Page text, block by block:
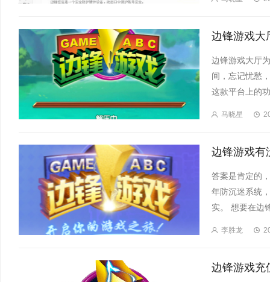
边锋游戏大厅
间，忘记忧愁
这款平台上的
马晓星
答案是肯定的
年防沉迷系统
实。 想要在边
李胜龙